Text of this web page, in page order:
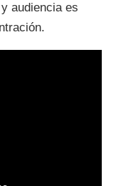
audiencia es